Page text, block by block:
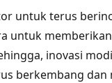
untuk terus
untuk
inovasi
berkembang dan